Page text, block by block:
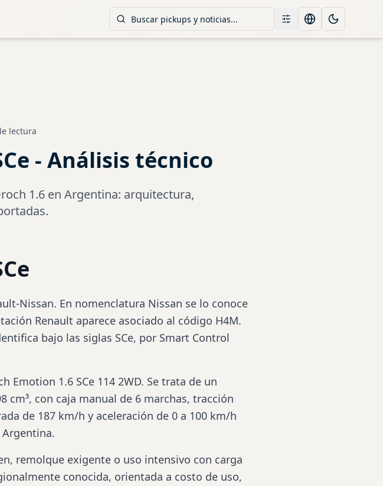
FiltrosChange language
Toggle
lectura
- Análisis técnico
1.6 en Argentina: arquitectura,
Nissan. En nomenclatura Nissan se lo conoce
Renault aparece asociado al código H4M.
bajo las siglas SCe, por Smart Control
Emotion 1.6 SCe 114 2WD. Se trata de un
con caja manual de 6 marchas, tracción
de 187 km/h y aceleración de 0 a 100 km/h
remolque exigente o uso intensivo con carga
conocida, orientada a costo de uso,